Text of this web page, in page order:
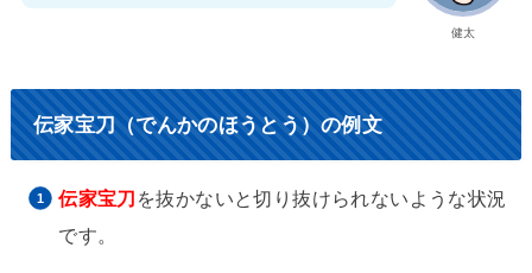
健太
伝家宝刀（でんかのほうとう）の例文
伝家宝刀 を抜かないと切り抜けられないような状況
です。